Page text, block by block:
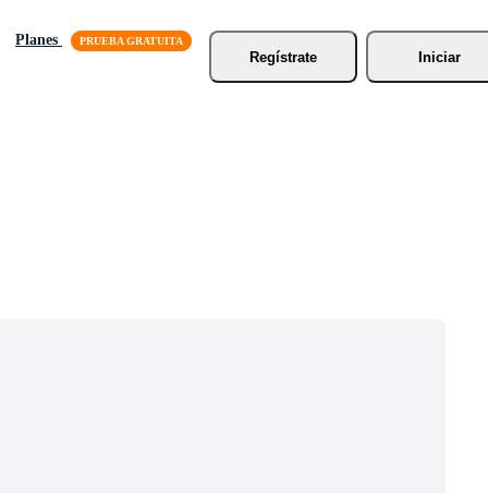
Planes
Regístrate
Iniciar